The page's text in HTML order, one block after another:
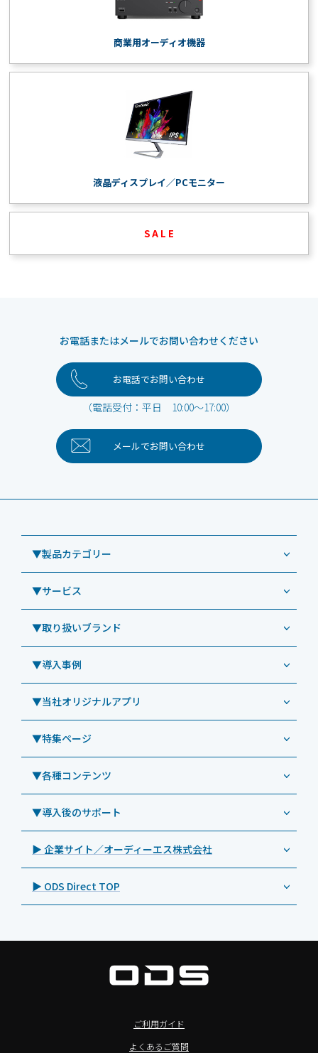
商業用オーディオ機器
液晶ディスプレイ／PCモニター
S A L E
お電話またはメールでお問い合わせください
お電話でお問い合わせ
（電話受付：平日 10:00～17:00）
メールでお問い合わせ
▼製品カテゴリー
業務用タブレット
Windowsタブレット TW2A-NF9LTA
Windowsタブレット TW2A-N9LTA
Windowsタブレット TW2A-N9LT
Windowsタブレット TW2A-E9LT
Androidタブレット TA2C-NF8
Androidタブレット TA2C-NF8BL
Androidタブレット TA2C-CS8
Androidタブレット TA2C-CS8BL
Androidタブレット TA2C-DR94G
Androidタブレット TA2C-M8AC
Androidタブレット TA2C-M8
デジタルホワイトボード／電子黒板
▼サービス
コールセンター
CRMシステム「カイゼンコール」
リペアサービス
教育機関向けiPad修理パック
社内ヘルプデスク代行サービス
教育機関向けiPad管理運用パック
教育機関向けICT支援ソリューション
教育機関向けネットワーク機器導入保守
キッティング
自治体向けDXソリューションサービス
法人向けiPad修理＆デバイス買取サービス
▼取り扱いブランド
ODS（オーディーエス）
LG（エルジー）
ViewSonic（ビューソニック）
PHILIPS（フィリップス）
DynaScan（ダイナスキャン）
SAMSUNG（サムスン）
Goodview（グッドビュー）
Cloudpoint（クラウドポイント）
BenQ（ベンキュー）
Magconn（マグコン）
BIAMP ／ Apart Audio（バイアンプ）
SpeakerCraft（スピーカークラフト）
▼導入事例
導入事例（業務用タブレット、デジタルサイネージほか）
事例：業務用タブレット端末
事例：業務用サイネージ・プロジェクター
事例：業務用オーディオ・その他AV機器
事例：サービス
▼当社オリジナルアプリ
業務効率化アプリ「NFCオプティマイザー」
サポート支援アプリ「ログ送信アプリ」
MDMアプリ「Tablet Control」
▼特集ページ
業務用タブレット
>特長1：USB Type-Aポート
>特長2：microHDMIポート
>特長3：AC常時給電タイプ
>飲食向けタブレット
>ホテル向けタブレット
>NFCタブレット
>Windowsタブレット
オーディーエスが選ばれる理由
▼各種コンテンツ
特集記事
製品カタログ
プレスリリース
製品写真
▼導入後のサポート
オーディーエスPCカスタマーセンター
▶ 企業サイト／オーディーエス株式会社
▶ ODS Direct TOP
ご利用ガイド
よくあるご質問